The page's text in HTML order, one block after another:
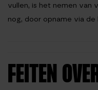
vullen, is het nemen van
nog, door opname via
FEITEN